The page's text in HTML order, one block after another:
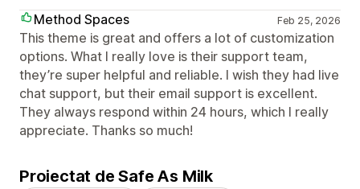
Method Spaces
Feb 25, 2026
This theme is great and offers a lot of customization
options. What I really love is their support team,
they’re super helpful and reliable. I wish they had live
chat support, but their email support is excellent.
They always respond within 24 hours, which I really
appreciate. Thanks so much!
Proiectat de Safe As Milk